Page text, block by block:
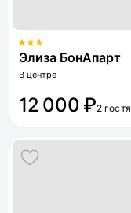
Элиза БонАпарт
В центре
12 000 ₽2 гостя